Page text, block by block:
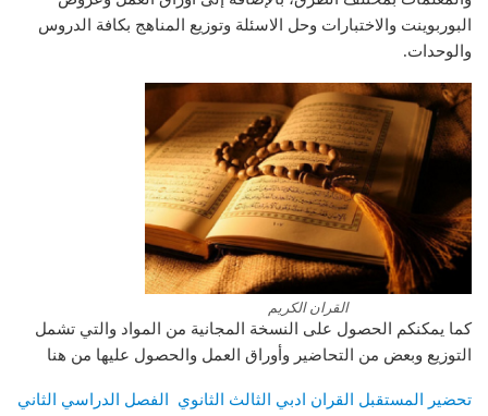
البوربوينت والاختبارات وحل الاسئلة وتوزيع المناهج بكافة الدروس
والوحدات.
القران الكريم
كما يمكنكم الحصول على النسخة المجانية من المواد والتي تشمل
التوزيع وبعض من التحاضير وأوراق العمل والحصول عليها من هنا
تحضير المستقبل القران ادبي الثالث الثانوي الفصل الدراسي الثاني